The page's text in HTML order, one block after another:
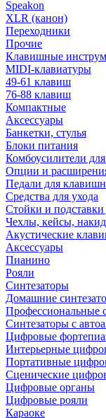
Speakon
XLR (канон)
Переходники
Прочие
Клавишные
MIDI-клавиатуры
49-61 клавиш
76-88 клавиш
Компактные
Аксессуары
Банкетки, стулья
Блоки питания
Комбоусилители
Опции и
Педали для
Средства для ухода
Стойки и
Чехлы, кейсы,
Акустические
Аксессуары
Пианино
Рояли
Синтезаторы
Домашние
Профессиональные
Синтезаторы с
Цифровые
Интерьерные
Портативные
Сценические
Цифровые органы
Цифровые рояли
Караоке